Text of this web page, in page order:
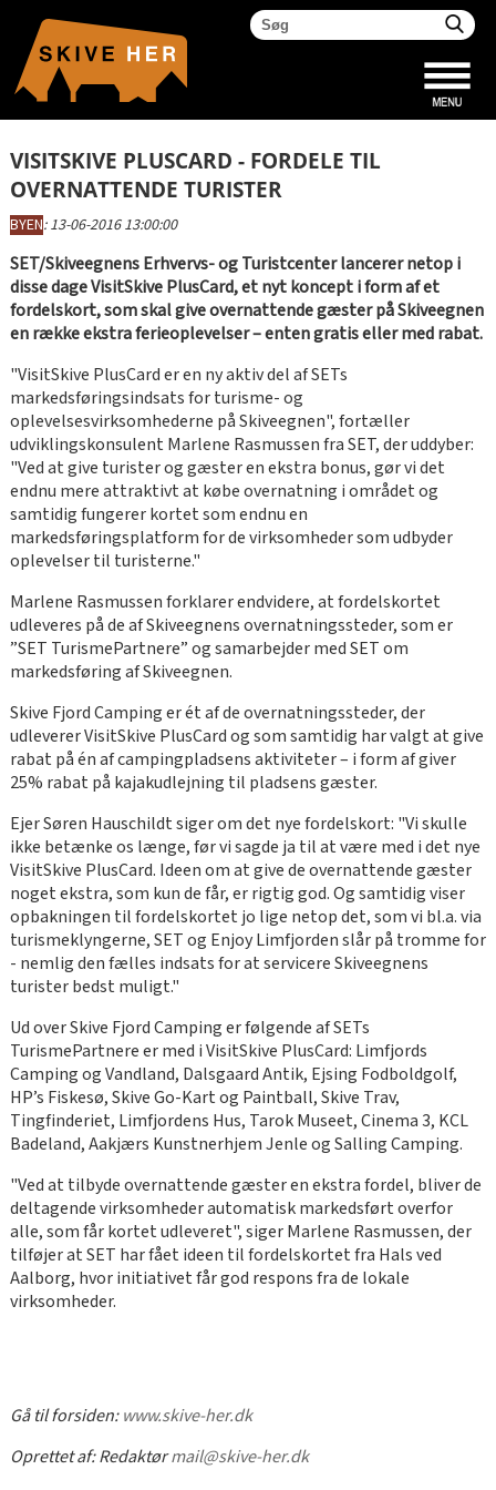
VISITSKIVE PLUSCARD - FORDELE TIL
OVERNATTENDE TURISTER
BYEN:13-06-2016 13:00:00
SET/Skiveegnens Erhvervs- og Turistcenter lancerer netop i
disse dage VisitSkive PlusCard, et nyt koncept i form af et
fordelskort, som skal give overnattende gæster på Skiveegnen
en række ekstra ferieoplevelser – enten gratis eller med rabat.
"VisitSkive PlusCard er en ny aktiv del af SETs
markedsføringsindsats for turisme- og
oplevelsesvirksomhederne på Skiveegnen", fortæller
udviklingskonsulent Marlene Rasmussen fra SET, der uddyber:
"Ved at give turister og gæster en ekstra bonus, gør vi det
endnu mere attraktivt at købe overnatning i området og
samtidig fungerer kortet som endnu en
markedsføringsplatform for de virksomheder som udbyder
oplevelser til turisterne."
Marlene Rasmussen forklarer endvidere, at fordelskortet
udleveres på de af Skiveegnens overnatningssteder, som er
”SET TurismePartnere” og samarbejder med SET om
markedsføring af Skiveegnen.
Skive Fjord Camping er ét af de overnatningssteder, der
udleverer VisitSkive PlusCard og som samtidig har valgt at give
rabat på én af campingpladsens aktiviteter – i form af giver
25% rabat på kajakudlejning til pladsens gæster.
Ejer Søren Hauschildt siger om det nye fordelskort: "Vi skulle
ikke betænke os længe, før vi sagde ja til at være med i det nye
VisitSkive PlusCard. Ideen om at give de overnattende gæster
noget ekstra, som kun de får, er rigtig god. Og samtidig viser
opbakningen til fordelskortet jo lige netop det, som vi bl.a. via
turismeklyngerne, SET og Enjoy Limfjorden slår på tromme for
- nemlig den fælles indsats for at servicere Skiveegnens
turister bedst muligt."
Ud over Skive Fjord Camping er følgende af SETs
TurismePartnere er med i VisitSkive PlusCard: Limfjords
Camping og Vandland, Dalsgaard Antik, Ejsing Fodboldgolf,
HP’s Fiskesø, Skive Go-Kart og Paintball, Skive Trav,
Tingfinderiet, Limfjordens Hus, Tarok Museet, Cinema 3, KCL
Badeland, Aakjærs Kunstnerhjem Jenle og Salling Camping.
"Ved at tilbyde overnattende gæster en ekstra fordel, bliver de
deltagende virksomheder automatisk markedsført overfor
alle, som får kortet udleveret", siger Marlene Rasmussen, der
tilføjer at SET har fået ideen til fordelskortet fra Hals ved
Aalborg, hvor initiativet får god respons fra de lokale
virksomheder.
Gå til forsiden:www.skive-her.dk
Oprettet af:Redaktørmail@skive-her.dk